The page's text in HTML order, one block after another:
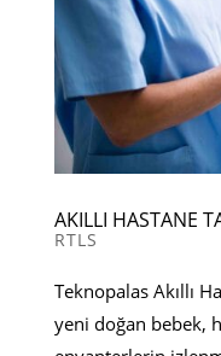
AKILLI HASTANE
RTLS
Teknopalas Akıllı
yeni doğan bebek,